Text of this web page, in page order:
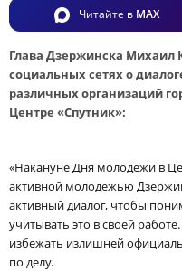
Читайте в MAX
Глава Дзержинска Михаил
социальных сетях о
различных организаций
Центре «Спутник»:
«Накануне Дня молодежи в
активной молодежью
активный диалог, чтобы
учитывать это в своей
избежать излишней
по делу.